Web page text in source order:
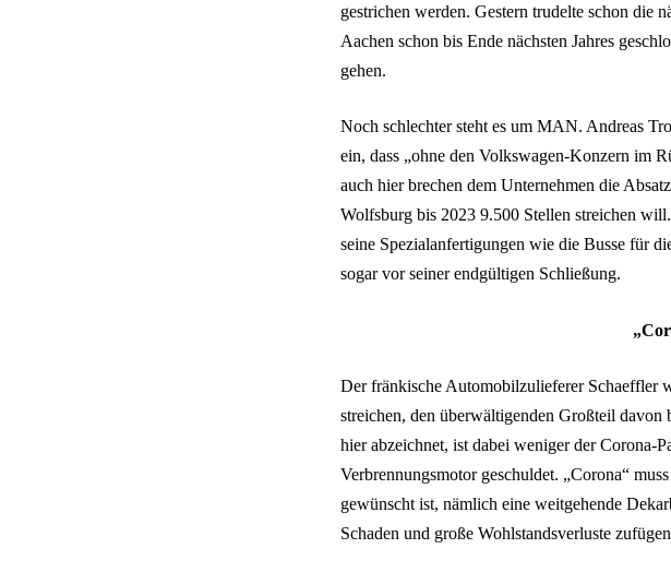
gestrichen werden. Gestern trudelte schon die
Aachen schon bis Ende nächsten Jahres
gehen.
Noch schlechter steht es um MAN. Andreas
ein, dass „ohne den Volkswagen-Konzern im
auch hier brechen dem Unternehmen die
Wolfsburg bis 2023 9.500 Stellen streichen
seine Spezialanfertigungen wie die Busse für
sogar vor seiner endgültigen Schließung.
Der fränkische Automobilzulieferer Schaeffler
streichen, den überwältigenden Großteil davon
hier abzeichnet, ist dabei weniger der Corona-
Verbrennungsmotor geschuldet. „Corona“
gewünscht ist, nämlich eine weitgehende
Schaden und große Wohlstandsverluste